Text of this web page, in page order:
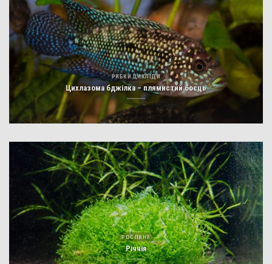
РИБКИ ЦИХЛІДИ
Цихлазома бджілка – плямистий боєць
РОСЛИНИ
Річчія